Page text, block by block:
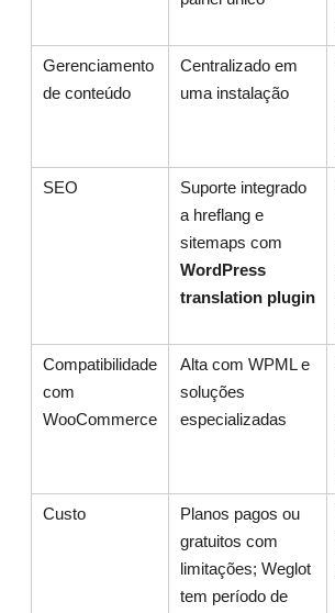
Gerenciamento
de conteúdo
Centralizado em
uma instalação
SEO
Suporte integrado
a hreflang e
sitemaps com
WordPress
translation plugin
Compatibilidade
com
WooCommerce
Alta com WPML e
soluções
especializadas
Custo
Planos pagos ou
gratuitos com
limitações; Weglot
tem período de